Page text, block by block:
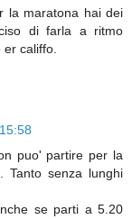
la maratona hai dei
di farla a ritmo
califfo.
puo' partire per la
Tanto senza lunghi
se parti a 5.20